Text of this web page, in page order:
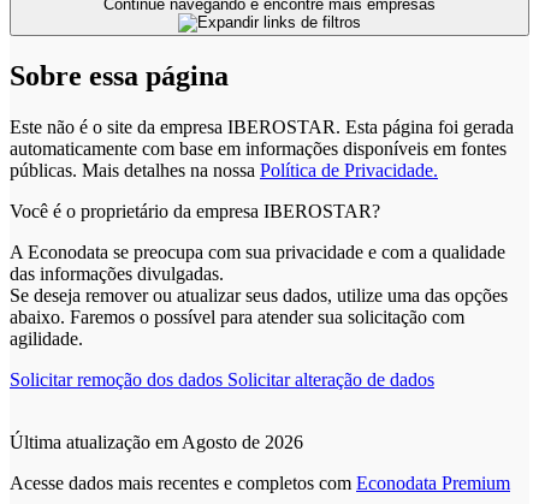
Sobre essa página
Este não é o site da empresa IBEROSTAR. Esta página foi gerada
automaticamente com base em informações disponíveis em fontes
públicas. Mais detalhes na nossa Política de Privacidade.
Você é o proprietário da empresa IBEROSTAR?
A Econodata se preocupa com sua privacidade e com a qualidade
das informações divulgadas.
Se deseja remover ou atualizar seus dados, utilize uma das opções
abaixo. Faremos o possível para atender sua solicitação com
agilidade.
Solicitar remoção dos dados Solicitar alteração de dados
Última atualização em Agosto de 2026
Acesse dados mais recentes e completos com Econodata Premium